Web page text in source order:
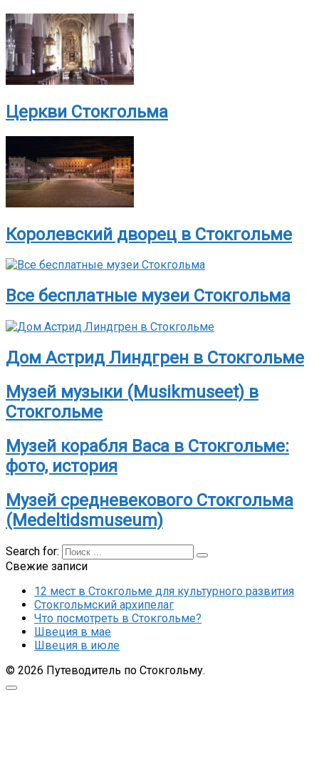
Церкви Стокгольма
Королевский дворец в Стокгольме
Все бесплатные музеи Стокгольма
Дом Астрид Линдгрен в Стокгольме
Музей музыки (Musikmuseet) в
Стокгольме
Музей корабля Васа в Cтокгольме:
фото, история
Музей средневекового Стокгольма
(Medeltidsmuseum)
Search for:
Свежие записи
12 мест в Стокгольме для культурного развития
Стокгольмский архипелаг
Что посмотреть в Стокгольме?
Швеция в мае
Швеция в июле
© 2026 Путеводитель по Стокгольму.